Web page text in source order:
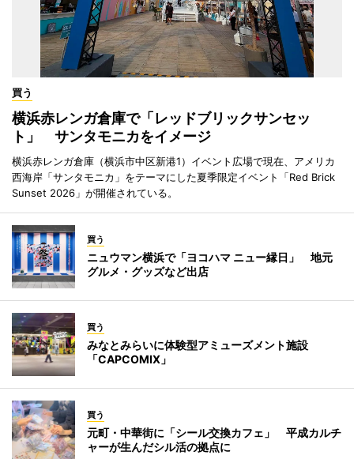
買う
横浜赤レンガ倉庫で「レッドブリックサンセッ
ト」 サンタモニカをイメージ
横浜赤レンガ倉庫（横浜市中区新港1）イベント広場で現在、アメリカ
西海岸「サンタモニカ」をテーマにした夏季限定イベント「Red Brick
Sunset 2026」が開催されている。
買う
ニュウマン横浜で「ヨコハマ ニュー縁日」 地元
グルメ・グッズなど出店
買う
みなとみらいに体験型アミューズメント施設
「CAPCOMIX」
買う
元町・中華街に「シール交換カフェ」 平成カルチ
ャーが生んだシル活の拠点に